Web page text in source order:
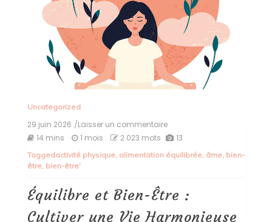
Uncategorized
29 juin 2026 /Laisser un commentaireon
Équilibre
Bien-
une
14 mins 1 mois 2 023 mots 13
Taggedactivité physique, alimentation équilibrée, âme, bien-
être, bien-être'
Équilibre et Bien-Être :
Cultiver une Vie Harmonieuse